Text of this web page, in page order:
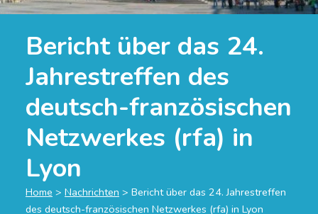
Bericht über das 24.
Jahrestreffen des
deutsch-französischen
Netzwerkes (rfa) in
Lyon
Home > Nachrichten > Bericht über das 24. Jahrestreffen
des deutsch-französischen Netzwerkes (rfa) in Lyon